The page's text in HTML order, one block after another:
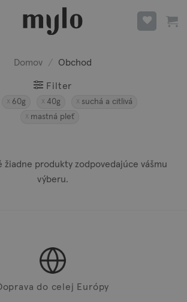
Domov / Obchod
Filter
60g 40g
suchá a citlivá
mastná pleť
žiadne produkty zodpovedajúce vášmu
výberu.
do celej Európy